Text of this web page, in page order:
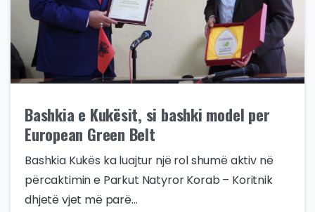
Bashkia e Kukësit, si bashki model per
European Green Belt
Bashkia Kukës ka luajtur një rol shumë aktiv në
përcaktimin e Parkut Natyror Korab – Koritnik
dhjetë vjet më parë...